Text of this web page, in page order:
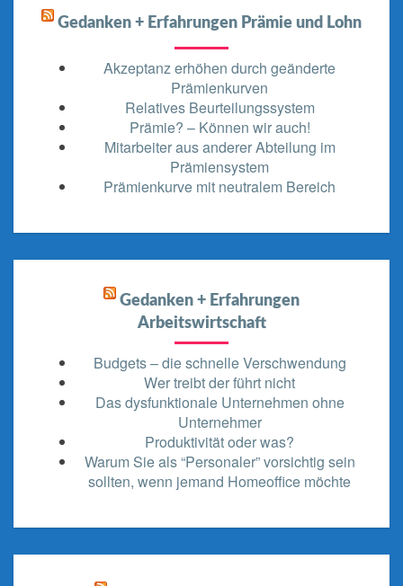
Gedanken + Erfahrungen Prämie und Lohn
Akzeptanz erhöhen durch geänderte
Prämienkurven
Relatives Beurteilungssystem
Prämie? – Können wir auch!
Mitarbeiter aus anderer Abteilung im
Prämiensystem
Prämienkurve mit neutralem Bereich
Gedanken + Erfahrungen
Arbeitswirtschaft
Budgets – die schnelle Verschwendung
Wer treibt der führt nicht
Das dysfunktionale Unternehmen ohne
Unternehmer
Produktivität oder was?
Warum Sie als “Personaler” vorsichtig sein
sollten, wenn jemand Homeoffice möchte